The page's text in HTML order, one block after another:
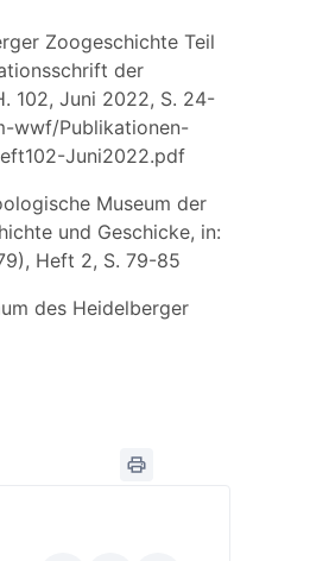
Zoogeschichte Teil
der
102, Juni 2022, S. 24-
wwf/Publikationen-
Juni2022.pdf
Museum der
und Geschicke, in:
Heft 2, S. 79-85
des Heidelberger